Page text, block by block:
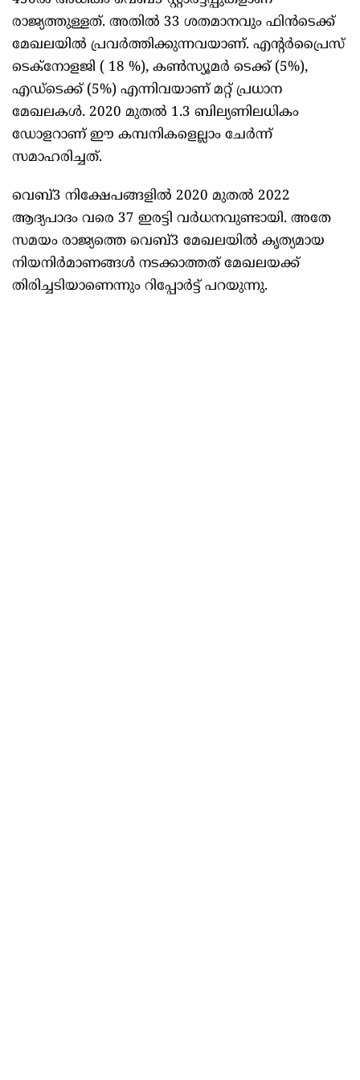
രാജ്യത്തുള്ളത്. അതില്‍ 33 ശതമാനവും ഫിന്‍ടെക്ക്
മേഖലയില്‍ പ്രവര്‍ത്തിക്കുന്നവയാണ്. എന്റര്‍പ്രൈസ്
ടെക്‌നോളജി ( 18 %), കണ്‍സ്യൂമര്‍ ടെക്ക് (5%),
എഡ്‌ടെക്ക് (5%) എന്നിവയാണ് മറ്റ് പ്രധാന
മേഖലകള്‍. 2020 മുതല്‍ 1.3 ബില്യണിലധികം
ഡോളറാണ് ഈ കമ്പനികളെല്ലാം ചേര്‍ന്ന്
സമാഹരിച്ചത്.
വെബ്3 നിക്ഷേപങ്ങളില്‍ 2020 മുതല്‍ 2022
ആദ്യപാദം വരെ 37 ഇരട്ടി വര്‍ധനവുണ്ടായി. അതേ
സമയം രാജ്യത്തെ വെബ്3 മേഖലയില്‍ കൃത്യമായ
നിയനിര്‍മാണങ്ങള്‍ നടക്കാത്തത് മേഖലയക്ക്
തിരിച്ചടിയാണെന്നും റിപ്പോര്‍ട്ട് പറയുന്നു.